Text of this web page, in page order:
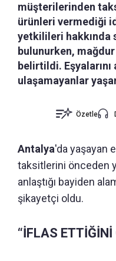
müşterilerinden
ürünleri vermediği
yetkilileri hakkında
bulunurken, mağdur
belirtildi.
ulaşamayanlar
Özetle
Antalya'da yaşayan
taksitlerini önceden
anlaştığı bayiden
şikayetçi oldu.
“İFLAS ETTİĞİNİ